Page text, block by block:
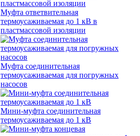
Муфта ответвительная
термоусаживаемая до 1 кВ в
пластмассовой изоляции
Муфта соединительная
термоусаживаемая для погружных
насосов
Мини-муфта соединительная
термоусаживаемая до 1 кВ